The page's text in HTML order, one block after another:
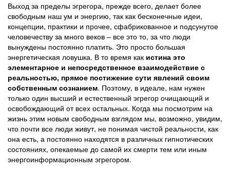
Выход за пределы эгрегора, прежде всего, делает более
свободным наш ум и энергию, так как бесконечные идеи,
концепции, практики и прочее, сфабрикованное и подсунутое
человечеству за много веков – все это то, за что люди
вынуждены постоянно платить. Это просто большая
энергетическая ловушка. В то время как истина это
элементарное и непосредственное взаимодействие с
реальностью, прямое постижение сути явлений своим
собственным сознанием. Поэтому, в идеале, нам нужен
только один высший и естественный эгрегор очищающий и
освобождающий от всех остальных. Когда мы посмотрим на
жизнь этим новым свободным взглядом мы, возможно, увидим,
что почти все люди живут, не понимая чистой реальности, как
она есть, а постоянно находятся в различных гипнотических
состояниях, опекаемые до самой их смерти тем или иным
энергоинформационным эгрегором.